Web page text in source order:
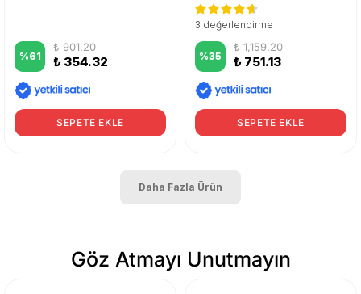
%61
₺ 901.20
₺ 354.32
SEPETE EKLE
3 değerlendirme
%35
₺ 1,159.20
₺ 751.13
SEPETE EKLE
Daha Fazla Ürün
Göz Atmayı Unutmayın